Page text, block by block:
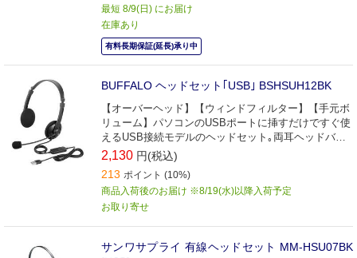
最短 8/9(日) にお届け
在庫あり
有料長期保証(延長)承り中
BUFFALO ヘッドセット｢USB｣ BSHSUH12BK
【オーバーヘッド】【ウィンドフィルター】【手元ボ
リューム】パソコンのUSBポートに挿すだけですぐ使
えるUSB接続モデルのヘッドセット｡両耳ヘッドバン
ドタイプ｡
2,130 円(税込)
213 ポイント (10%)
商品入荷後のお届け ※8/19(水)以降入荷予定
お取り寄せ
サンワサプライ 有線ヘッドセット MM-HSU07BK